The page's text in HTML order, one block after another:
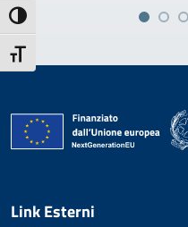
Attiva/disattiva alto contrasto
Attiva/disattiva dimensione testo
Link Esterni